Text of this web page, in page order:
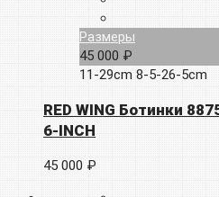
Размеры
45 000 ₽
11-29cm 8-5-26-5cm
RED WING Ботинки
6-INCH
45 000 ₽